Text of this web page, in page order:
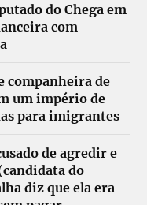
do Chega em
com
companheira de
um império de
para imigrantes
de agredir e
do
diz que ela era